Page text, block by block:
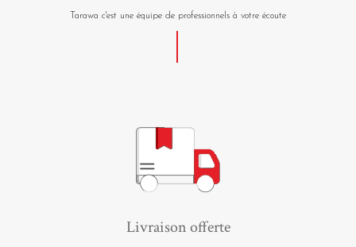
Tarawa c'est une équipe de professionnels à votre écoute
Livraison offerte